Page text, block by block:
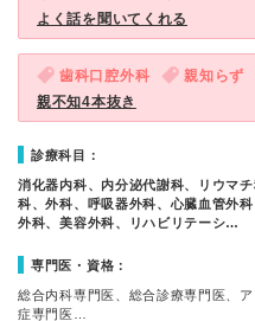
よく話を聞いてくれる
歯科口腔外科 親知らず
親不知4本抜き
診療科目：
消化器内科、内分泌代謝科、リウマ
科、外科、呼吸器外科、心臓血管外
外科、美容外科、リハビリテーシ…
専門医・資格：
総合内科専門医、総合診療専門医、
症専門医…